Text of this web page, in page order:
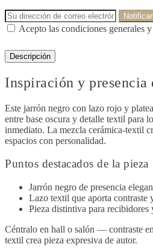
Acepto las condiciones generales
Descripción
Inspiración y presencia
Este jarrón negro con lazo rojo y
entre base oscura y detalle textil para
inmediato. La mezcla cerámica-textil
espacios con personalidad.
Puntos destacados de la pieza
Jarrón negro de presencia
Lazo textil que aporta contraste
Pieza distintiva para recibidores
Céntralo en hall o salón — contraste
textil crea pieza expresiva de autor.